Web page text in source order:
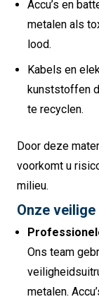
Accu’s en
metalen als
lood.
Kabels en
kunststoffen
te recyclen.
Door deze
voorkomt u
milieu.
Onze
Ons team
metalen.